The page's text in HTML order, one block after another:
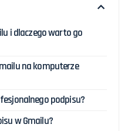
i dlaczego warto go
na komputerze
podpisu?
w Gmailu?